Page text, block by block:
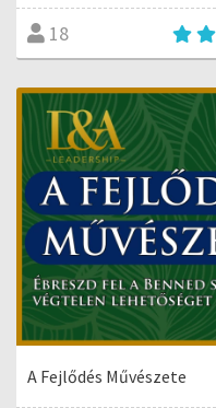
18
A Fejlődés Művészete